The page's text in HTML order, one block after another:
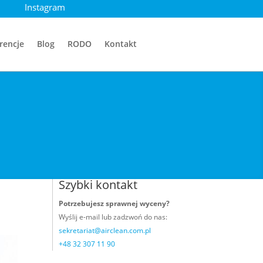
Instagram
Blog RODO Kontakt
Szybki kontakt
Potrzebujesz sprawnej wyceny?
Wyślij e-mail lub zadzwoń do nas:
sekretariat@airclean.com.pl
+48 32 307 11 90